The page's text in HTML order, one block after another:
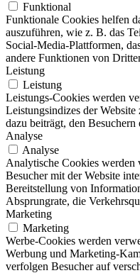
Funktional
Funktionale Cookies helfen
auszuführen, wie z. B. das
Social-Media-Plattformen,
andere Funktionen von
Leistung
Leistung
Leistungs-Cookies werden
Leistungsindizes der
dazu beiträgt, den Besuchern
Analyse
Analyse
Analytische Cookies werden
Besucher mit der Website
Bereitstellung von
Absprungrate, die
Marketing
Marketing
Werbe-Cookies werden
Werbung und Marketing-
verfolgen Besucher auf